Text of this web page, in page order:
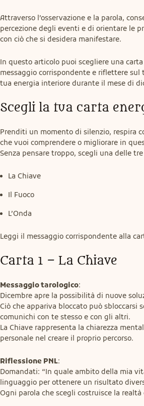
Attraverso l’osservazione e la parola,
percezione degli eventi e di orientare le
con ciò che si desidera manifestare.
In questo articolo puoi scegliere una
messaggio corrispondente e riflettere sul
tua energia interiore durante il mese di
Scegli la tua carta
Prenditi un momento di silenzio, respira
che vuoi comprendere o migliorare in
Senza pensare troppo, scegli una delle
La Chiave
Il Fuoco
L’Onda
Leggi il messaggio corrispondente alla
Carta 1 – La Chiave
Messaggio tarologico:
Dicembre apre la possibilità di nuove
Ciò che appariva bloccato può sbloccarsi
comunichi con te stesso e con gli altri.
La Chiave rappresenta la chiarezza
personale nel creare il proprio percorso.
Riflessione PNL:
Domandati: “In quale ambito della mia
linguaggio per ottenere un risultato
Ogni parola che scegli costruisce la realtà